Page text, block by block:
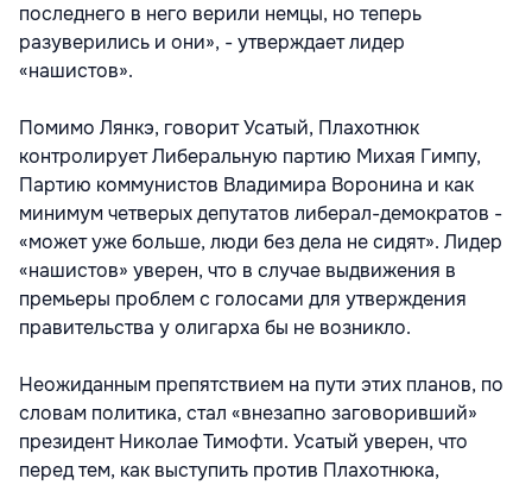
последнего в него верили немцы, но теперь
разуверились и они», - утверждает лидер
«нашистов».
Помимо Лянкэ, говорит Усатый, Плахотнюк
контролирует Либеральную партию Михая Гимпу,
Партию коммунистов Владимира Воронина и как
минимум четверых депутатов либерал-демократов -
«может уже больше, люди без дела не сидят». Лидер
«нашистов» уверен, что в случае выдвижения в
премьеры проблем с голосами для утверждения
правительства у олигарха бы не возникло.
Неожиданным препятствием на пути этих планов, по
словам политика, стал «внезапно заговоривший»
президент Николае Тимофти. Усатый уверен, что
перед тем, как выступить против Плахотнюка,